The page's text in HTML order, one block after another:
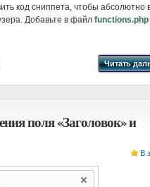
код сниппета, чтобы абсолютно
Добавьте в файл functions.php
Читать
поля «Заголовок» и
В